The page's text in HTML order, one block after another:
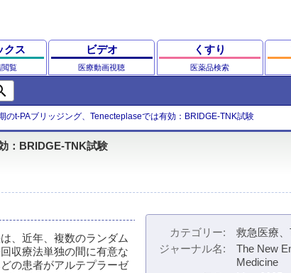
クス
閲覧
ビデオ
医療動画視聴
くすり
医薬品検索
のt-PAブリッジング、Tenecteplaseでは有効：BRIDGE-TNK試験
：BRIDGE-TNK試験
カテゴリー
救急医療
ジャーナル名
The New
Medicine
、近年、複数のランダム
収療法単独の間に有意な
の患者がアルテプラーゼ